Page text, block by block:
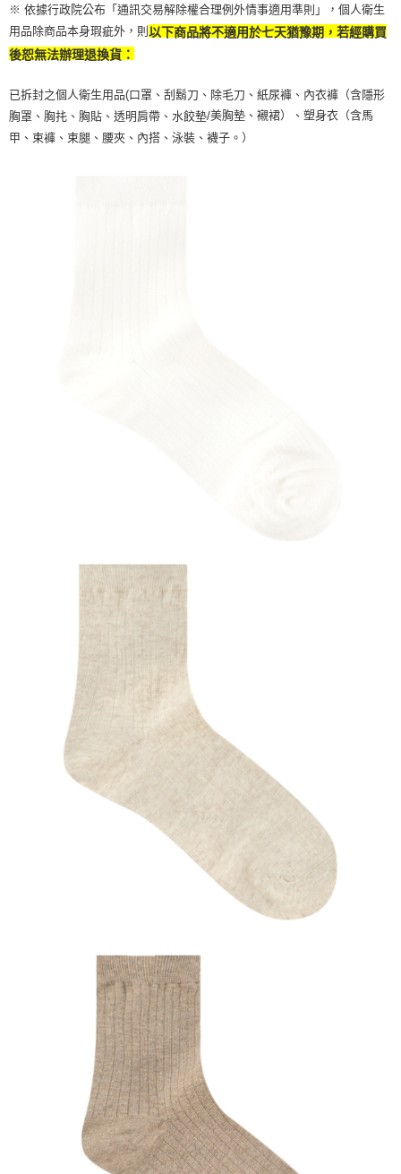
※ 依據行政院公布「通訊交易解除權合理例外情事適用準則」，個人衛生
用品除商品本身瑕疵外，則 以下商品將不適用於七天猶豫期，若經購買
後恕無法辦理退換貨：
已拆封之個人衛生用品(口罩、刮鬍刀、除毛刀、紙尿褲、內衣褲（含隱形
胸罩、胸扥、胸貼、透明肩帶、水餃墊/美胸墊、襯裙）、塑身衣（含馬
甲、束褲、束腿、腰夾、內搭、泳裝、襪子。）